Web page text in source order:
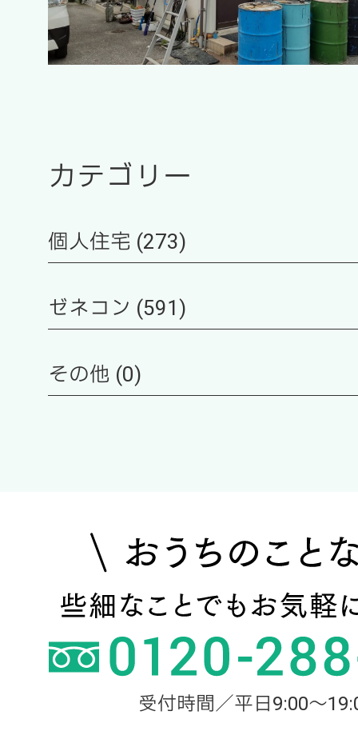
カテゴリー
個人住宅 (273)
ゼネコン (591)
その他 (0)
受付時間／平日9:00～